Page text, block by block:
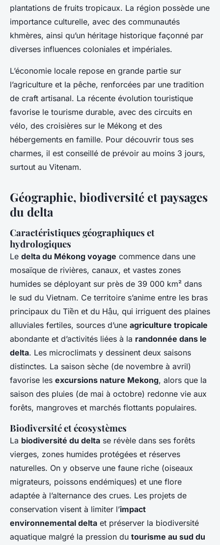
plantations de fruits tropicaux. La région possède une
importance culturelle, avec des communautés
khmères, ainsi qu’un héritage historique façonné par
diverses influences coloniales et impériales.
L’économie locale repose en grande partie sur
l’agriculture et la pêche, renforcées par une tradition
de craft artisanal. La récente évolution touristique
favorise le tourisme durable, avec des circuits en
vélo, des croisières sur le Mékong et des
hébergements en famille. Pour découvrir tous ses
charmes, il est conseillé de prévoir au moins 3 jours,
surtout au Vitenam.
Géographie, biodiversité et paysages
du delta
Caractéristiques géographiques et
hydrologiques
Le delta du Mékong voyage commence dans une
mosaïque de rivières, canaux, et vastes zones
humides se déployant sur près de 39 000 km² dans
le sud du Vietnam. Ce territoire s’anime entre les bras
principaux du Tiền et du Hậu, qui irriguent des plaines
alluviales fertiles, sources d’une agriculture tropicale
abondante et d’activités liées à la randonnée dans le
delta. Les microclimats y dessinent deux saisons
distinctes. La saison sèche (de novembre à avril)
favorise les excursions nature Mekong, alors que la
saison des pluies (de mai à octobre) redonne vie aux
forêts, mangroves et marchés flottants populaires.
Biodiversité et écosystèmes
La biodiversité du delta se révèle dans ses forêts
vierges, zones humides protégées et réserves
naturelles. On y observe une faune riche (oiseaux
migrateurs, poissons endémiques) et une flore
adaptée à l’alternance des crues. Les projets de
conservation visent à limiter l’impact
environnemental delta et préserver la biodiversité
aquatique malgré la pression du tourisme au sud du